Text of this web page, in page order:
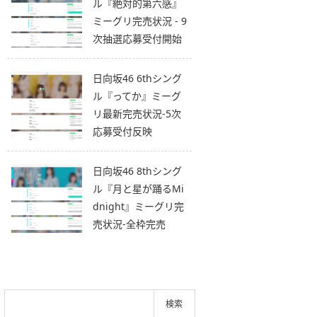
ル『絶対的第六感』
ミーグリ完売状況 - 9
次抽選応募受付開始
日向坂46 6thシング
ル『ってか』ミーグ
リ最新完売状況-5次
応募受付反映
日向坂46 8thシング
ル『月と星が踊るMi
dnight』ミーグリ完
売状況-全枠完売